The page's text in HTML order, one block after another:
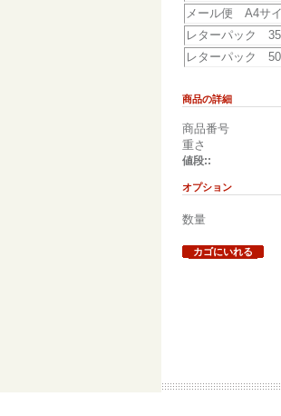
メール便 A4サ
レターパック
レターパック
商品の詳細
商品番号
重さ
値段::
オプション
数量
カゴにいれる